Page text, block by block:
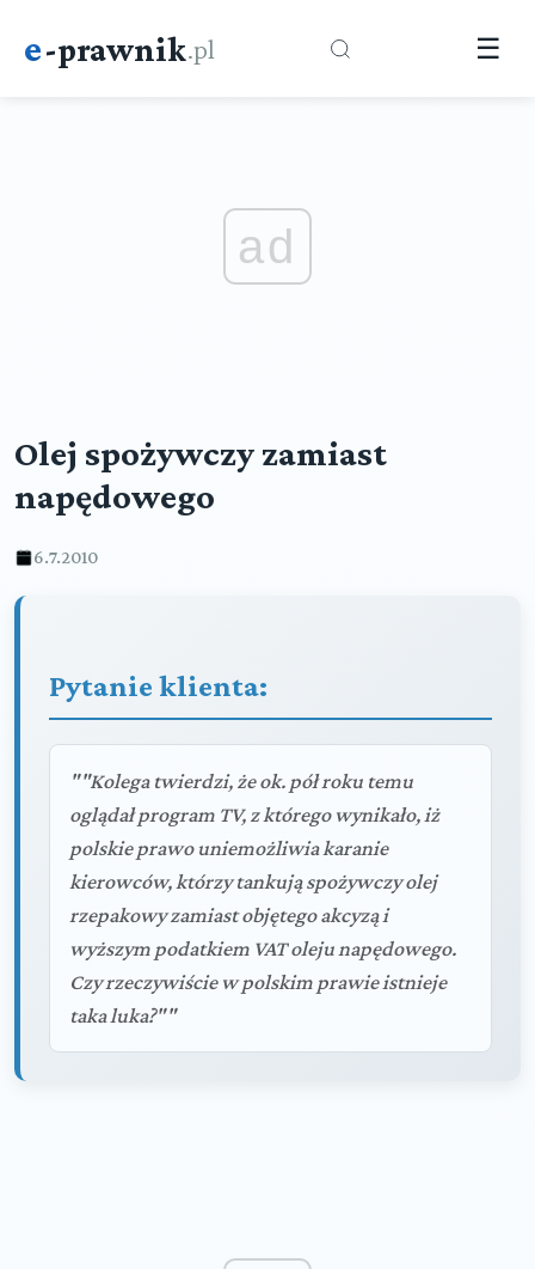
e-prawnik.pl ☰
ad
Olej spożywczy zamiast
napędowego
6.7.2010
Pytanie klienta:
""Kolega twierdzi, że ok. pół roku temu
oglądał program TV, z którego wynikało, iż
polskie prawo uniemożliwia karanie
kierowców, którzy tankują spożywczy olej
rzepakowy zamiast objętego akcyzą i
wyższym podatkiem VAT oleju napędowego.
Czy rzeczywiście w polskim prawie istnieje
taka luka?""